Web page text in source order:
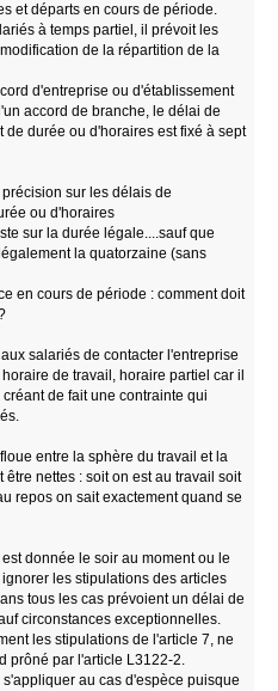
et départs en cours de période.
à temps partiel, il prévoit les
de la répartition de la
d'entreprise ou d'établissement
accord de branche, le délai de
durée ou d'horaires est fixé à sept
sur les délais de
ou d'horaires
sur la durée légale....sauf que
la quatorzaine (sans
en cours de période : comment doit
salariés de contacter l'entreprise
de travail, horaire partiel car il
de fait une contrainte qui
entre la sphère du travail et la
nettes : soit on est au travail soit
repos on sait exactement quand se
donnée le soir au moment ou le
les stipulations des articles
tous les cas prévoient un délai de
circonstances exceptionnelles.
les stipulations de l'article 7, ne
prôné par l'article L3122-2.
au cas d'espèce puisque